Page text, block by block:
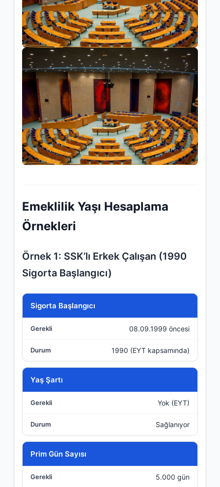
Emeklilik Yaşı Hesaplama
Örnekleri
Örnek 1: SSK’lı Erkek Çalışan (1990
Sigorta Başlangıcı)
Kriter
Gerekli
Durum
Sigorta Başlangıcı
08.09.1999 öncesi
1990 (EYT kapsamında)
Yaş Şartı
Yok (EYT)
Sağlanıyor
Prim Gün Sayısı
5.000 gün